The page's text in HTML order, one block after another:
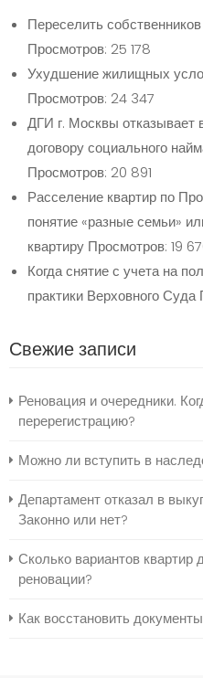
Переселить
Просмотров: 25 178
Ухудшение жилищных
Просмотров: 24 347
ДГИ г. Москвы отказывает
договору социального
Просмотров: 20 891
Расселение квартир по
понятие «разные семьи»
квартиру Просмотров: 19
Когда снятие с учета на
практики Верховного Суда
Свежие записи
Реновация и очередники.
перерегистрацию?
Можно ли вступить в
Департамент отказал в
Законно или нет?
Сколько вариантов
реновации?
Как восстановить